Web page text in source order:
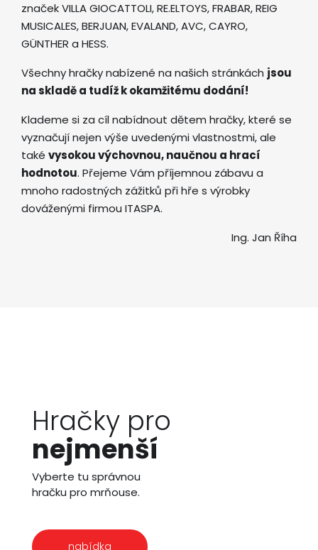
značek VILLA GIOCATTOLI, RE.ELTOYS, FRABAR, REIG
MUSICALES, BERJUAN, EVALAND, AVC, CAYRO,
GÜNTHER a HESS.
Všechny hračky nabízené na našich stránkách jsou
na skladě a tudíž k okamžitému dodání!
Klademe si za cíl nabídnout dětem hračky, které se
vyznačují nejen výše uvedenými vlastnostmi, ale
také vysokou výchovnou, naučnou a hrací
hodnotou. Přejeme Vám příjemnou zábavu a
mnoho radostných zážitků při hře s výrobky
dováženými firmou ITASPA.
Ing. Jan Říha
Hračky pro
nejmenší
Vyberte tu správnou
hračku pro mrňouse.
nabídka